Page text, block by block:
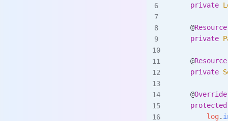
    private
    @
Resource
    private
    @
Resource
    private
    @
Override
    protected
        log
.